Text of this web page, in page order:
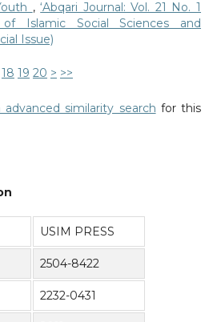
,‘Abqari Journal: Vol. 21 No. 1
of Islamic Social Sciences and
Issue)
18 19 20 > >>
advanced similarity search for this
USIM PRESS
2504-8422
2232-0431